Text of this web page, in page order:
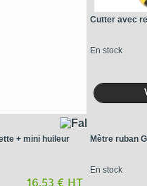
Cutter avec
En stock
+ mini huileur
16,53 € HT
Mètre ruban
En stock